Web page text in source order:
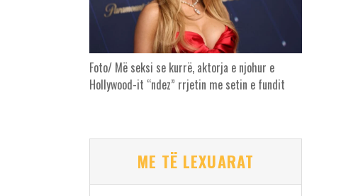
Foto/ Më seksi se kurrë, aktorja e njohur e
Hollywood-it “ndez” rrjetin me setin e fundit
ME TË LEXUARAT